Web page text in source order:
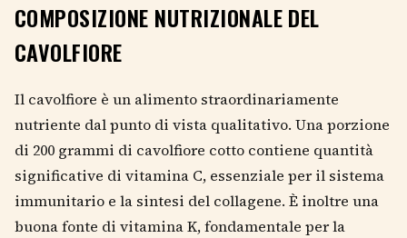
COMPOSIZIONE NUTRIZIONALE DEL
CAVOLFIORE
Il cavolfiore è un alimento straordinariamente
nutriente dal punto di vista qualitativo. Una porzione
di 200 grammi di cavolfiore cotto contiene quantità
significative di vitamina C, essenziale per il sistema
immunitario e la sintesi del collagene. È inoltre una
buona fonte di vitamina K, fondamentale per la